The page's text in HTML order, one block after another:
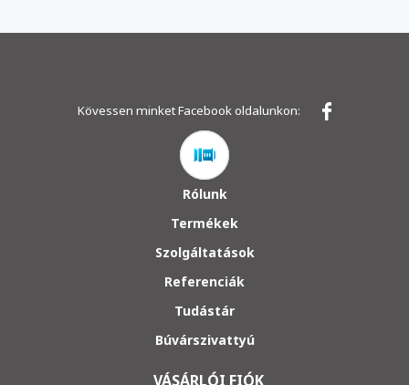
Kövessen minket Facebook oldalunkon:
Rólunk
Termékek
Szolgáltatások
Referenciák
Tudástár
Búvárszivattyú
VÁSÁRLÓI FIÓK